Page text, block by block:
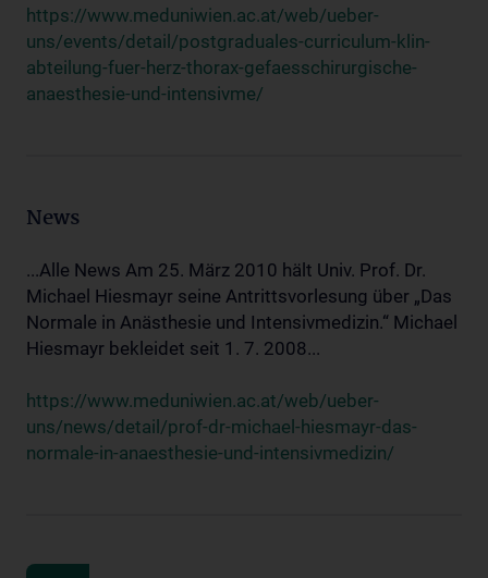
https://www.meduniwien.ac.at/web/ueber-
uns/events/detail/postgraduales-curriculum-klin-
abteilung-fuer-herz-thorax-gefaesschirurgische-
anaesthesie-und-intensivme/
News
...Alle News Am 25. März 2010 hält Univ. Prof. Dr.
Michael Hiesmayr seine Antrittsvorlesung über „Das
Normale in Anästhesie und Intensivmedizin.“ Michael
Hiesmayr bekleidet seit 1. 7. 2008...
https://www.meduniwien.ac.at/web/ueber-
uns/news/detail/prof-dr-michael-hiesmayr-das-
normale-in-anaesthesie-und-intensivmedizin/